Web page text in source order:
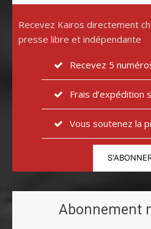
Recevez Kairos directement
presse libre et indépendante
Recevez 5
Frais d’expédition
Vous soutenez la
Abonnement